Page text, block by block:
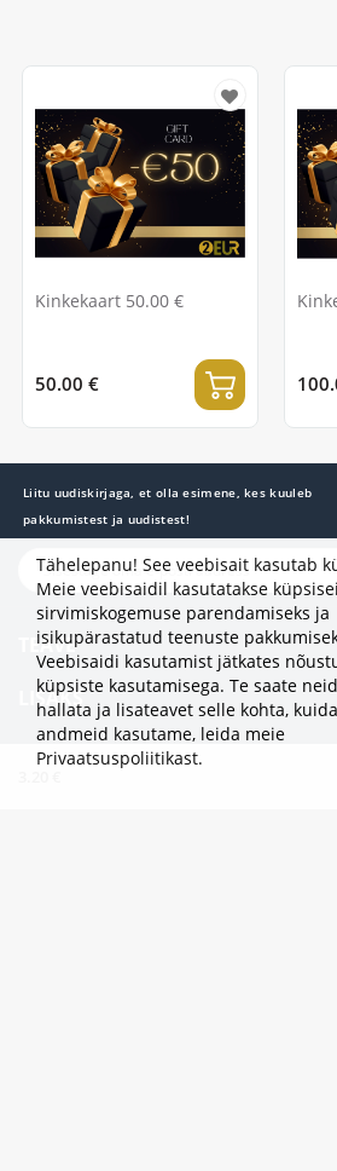
Kinkekaart 50.00 €
50.00 €
Liitu uudiskirjaga, et olla esimene, kes kuuleb
pakkumistest ja uudistest!
TEAVE
LISAKS
KATEGOORIAD
Tähelepanu! See veebisait kasutab
Meie veebisaidil kasutatakse
sirvimiskogemuse parendamiseks ja
isikupärastatud teenuste
Veebisaidi kasutamist jätkates
küpsiste kasutamisega. Te saate
hallata ja lisateavet selle kohta,
andmeid kasutame, leida meie
Privaatsuspoliitikast.